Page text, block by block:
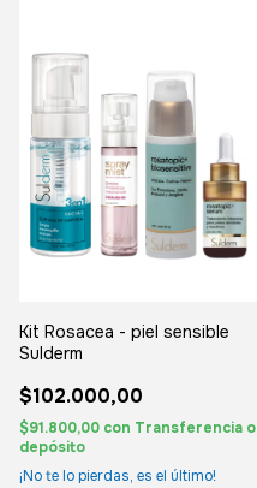
Kit Rosacea - piel sensible
Sulderm
$102.000,00
$91.800,00 con Transferencia o
depósito
¡No te lo pierdas, es el último!